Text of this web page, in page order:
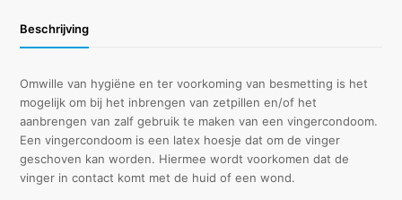
Beschrijving
Omwille van hygiëne en ter voorkoming van besmetting is het
mogelijk om bij het inbrengen van zetpillen en/of het
aanbrengen van zalf gebruik te maken van een vingercondoom.
Een vingercondoom is een latex hoesje dat om de vinger
geschoven kan worden. Hiermee wordt voorkomen dat de
vinger in contact komt met de huid of een wond.